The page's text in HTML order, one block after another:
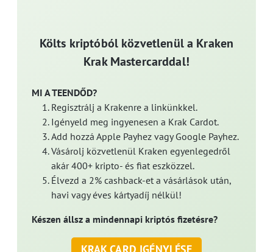
Költs kriptóból közvetlenül a Kraken
Krak Mastercarddal!
MI A TEENDŐD?
Regisztrálj a Krakenre a linkünkkel.
Igényeld meg ingyenesen a Krak Cardot.
Add hozzá Apple Payhez vagy Google Payhez.
Vásárolj közvetlenül Kraken egyenlegedről
akár 400+ kripto- és fiat eszközzel.
Élvezd a 2% cashback-et a vásárlások után,
havi vagy éves kártyadíj nélkül!
Készen állsz a mindennapi kriptós fizetésre?